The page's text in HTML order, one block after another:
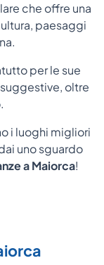
che offre una
paesaggi
per le sue
oltre
i luoghi migliori
uno sguardo
a Maiorca!